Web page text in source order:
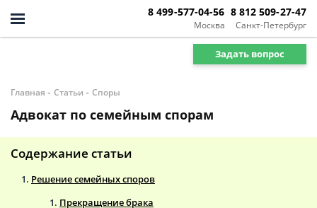
Москва
8 499-577-04-56
Санкт-Петербург
8 812 509-27-47
Задать вопрос
Главная - Статьи - Споры
Адвокат по семейным спорам
Содержание статьи
Решение семейных споров
Прекращение брака